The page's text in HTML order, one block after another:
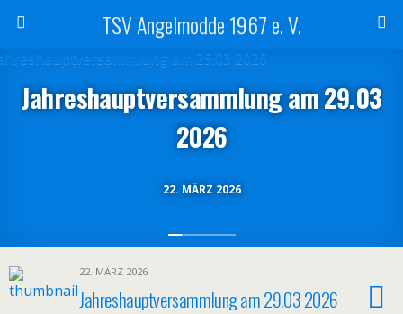
TSV Angelmodde 1967 e. V.
22. MÄRZ 2026
Jahreshauptversammlung am 29.03
2026
22. MÄRZ 2026
Jahreshauptversammlung am 29.03 2026